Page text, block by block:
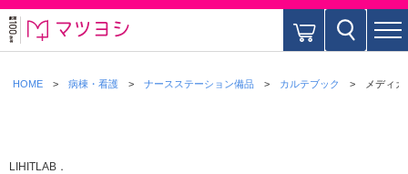
HOME 病棟・看護 ナースステーション備品 カルテブック メディ
LIHITLAB．